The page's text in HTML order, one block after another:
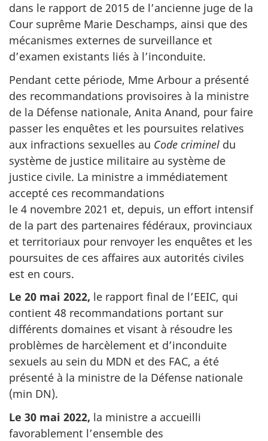
dans le rapport de 2015 de l’ancienne juge de la
Cour suprême Marie Deschamps, ainsi que des
mécanismes externes de surveillance et
d’examen existants liés à l’inconduite.
Pendant cette période, Mme Arbour a présenté
des recommandations provisoires à la ministre
de la Défense nationale, Anita Anand, pour faire
passer les enquêtes et les poursuites relatives
aux infractions sexuelles au Code criminel du
système de justice militaire au système de
justice civile. La ministre a immédiatement
accepté ces recommandations
le 4 novembre 2021 et, depuis, un effort intensif
de la part des partenaires fédéraux, provinciaux
et territoriaux pour renvoyer les enquêtes et les
poursuites de ces affaires aux autorités civiles
est en cours.
Le 20 mai 2022, le rapport final de l’EEIC, qui
contient 48 recommandations portant sur
différents domaines et visant à résoudre les
problèmes de harcèlement et d’inconduite
sexuels au sein du MDN et des FAC, a été
présenté à la ministre de la Défense nationale
(min DN).
Le 30 mai 2022, la ministre a accueilli
favorablement l’ensemble des